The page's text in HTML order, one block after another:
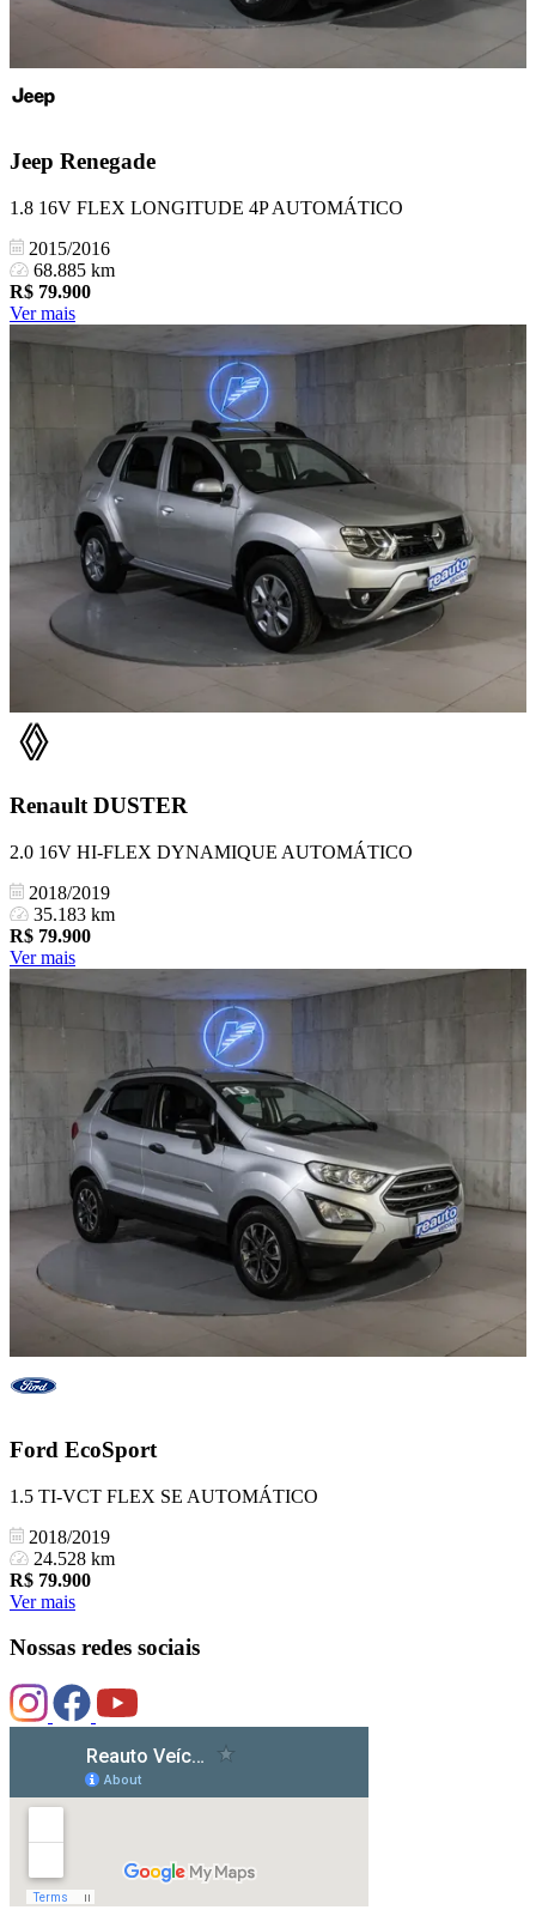
Jeep Renegade
1.8 16V FLEX LONGITUDE 4P AUTOMÁTICO
2015/2016
68.885 km
R$ 79.900
Ver mais
Renault DUSTER
2.0 16V HI-FLEX DYNAMIQUE AUTOMÁTICO
2018/2019
35.183 km
R$ 79.900
Ver mais
Ford EcoSport
1.5 TI-VCT FLEX SE AUTOMÁTICO
2018/2019
24.528 km
R$ 79.900
Ver mais
Nossas redes sociais